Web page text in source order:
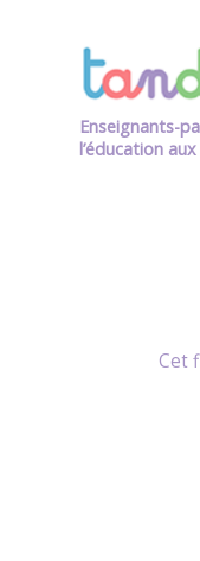
Enseignants-
l’éducation